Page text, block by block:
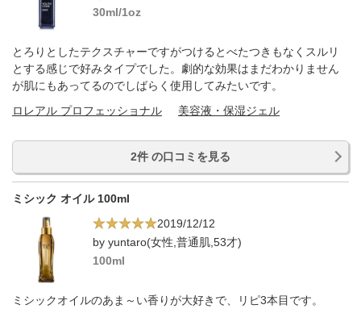
30ml/1oz
とろりとしたテクスチャーですがつけるとべたつきもなくスルリ
とする感じで好みタイプでした。劇的な効果はまだわかりません
が肌にもあってるのでしばらく使用してみたいです。
ロレアル プロフェッショナル
美容液・保湿ジェル
2件 の口コミを見る
ミシック オイル 100ml
2019/12/12
by yuntaro(女性,普通肌,53才)
100ml
ミシックオイルのあま～い香りが大好きで、リピ3本目です。